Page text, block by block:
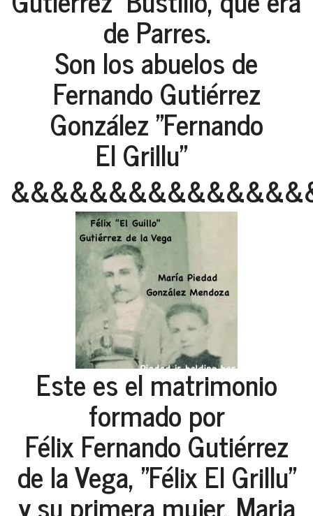
de Parres.
Son los abuelos de
Fernando Gutiérrez
González "Fernando
El Grillu"
Este es el matrimonio
formado por
Félix Fernando Gutiérrez
de la Vega, "Félix El Grillu"